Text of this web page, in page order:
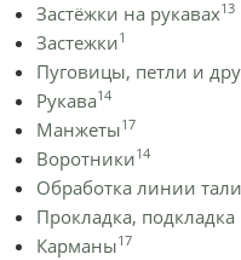
Застёжки на рукавах13
Застежки1
Пуговицы, петли и
Рукава14
Манжеты17
Воротники14
Обработка линии
Прокладка, подкладка
Карманы17